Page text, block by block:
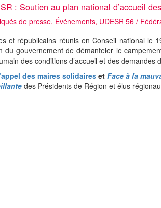
: Soutien au plan national d’accueil
de presse, Événements, UDESR 56 /
et républicains réunis en Conseil national le
du gouvernement de démanteler le
des conditions d’accueil et des demandes
des maires solidaireset Face à la
des Présidents de Région et élus